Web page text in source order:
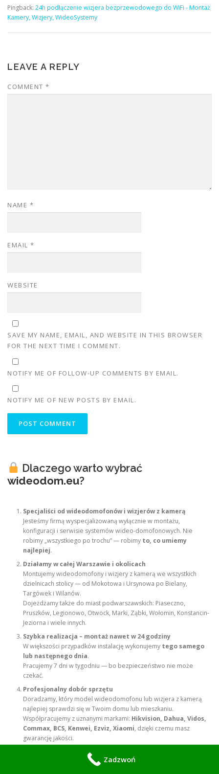
Pingback: 24h podłączenie wizjera bezprzewodowego do WiFi - Montaż
Kamery, Wizjery, WideoSystemy
LEAVE A REPLY
COMMENT *
NAME *
EMAIL *
WEBSITE
SAVE MY NAME, EMAIL, AND WEBSITE IN THIS BROWSER
FOR THE NEXT TIME I COMMENT.
NOTIFY ME OF FOLLOW-UP COMMENTS BY EMAIL.
NOTIFY ME OF NEW POSTS BY EMAIL.
Dlaczego warto wybrać
wideodom.eu?
Specjaliści od wideodomofonów i wizjerów z kamerą
Jesteśmy firmą wyspecjalizowaną wyłącznie w montażu,
konfiguracji i serwisie systemów wideo-domofonowych. Nie
robimy „wszystkiego po trochu” — robimy to, co umiemy
najlepiej.
Działamy w całej Warszawie i okolicach
Montujemy wideodomofony i wizjery z kamerą we wszystkich
dzielnicach stolicy — od Mokotowa i Ursynowa po Bielany,
Targówek i Wilanów.
Dojeżdżamy także do miast podwarszawskich: Piaseczno,
Pruszków, Legionowo, Otwock, Marki, Ząbki, Wołomin, Konstancin-
Jeziorna i wiele innych.
Szybka realizacja – montaż nawet w 24 godziny
W większości przypadków instalację wykonujemy tego samego
lub następnego dnia.
Pracujemy 7 dni w tygodniu — bo bezpieczeństwo nie może
czekać.
Profesjonalny dobór sprzętu
Doradzamy, który model wideodomofonu lub wizjera z kamerą
najlepiej sprawdzi się w Twoim domu lub mieszkaniu.
Współpracujemy z uznanymi markami: Hikvision, Dahua, Vidos,
Commax, BCS, Kenwei, Ezviz, Xiaomi, dzięki czemu masz
gwarancję jakości.
Bezpieczeństwo i komfort użytkowania
Nasze instalacje chronią przed nieproszonymi gośćmi i pozwalają
Zadzwoń